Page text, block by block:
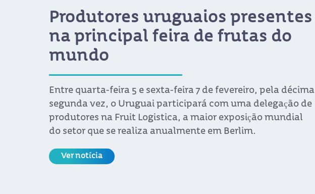
Produtores uruguaios presentes
na principal feira de frutas do
mundo
Entre quarta-feira 5 e sexta-feira 7 de fevereiro, pela décima
segunda vez, o Uruguai participará com uma delegação de
produtores na Fruit Logistica, a maior exposição mundial
do setor que se realiza anualmente em Berlim.
Ver notícia